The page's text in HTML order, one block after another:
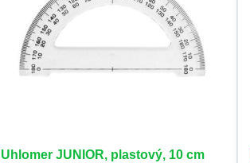
Uhlomer JUNIOR, plastový, 10 cm